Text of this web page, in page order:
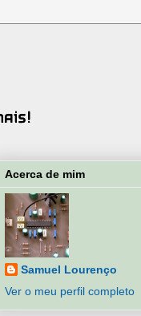
Acerca de mim
Samuel Lourenço
Ver o meu perfil completo